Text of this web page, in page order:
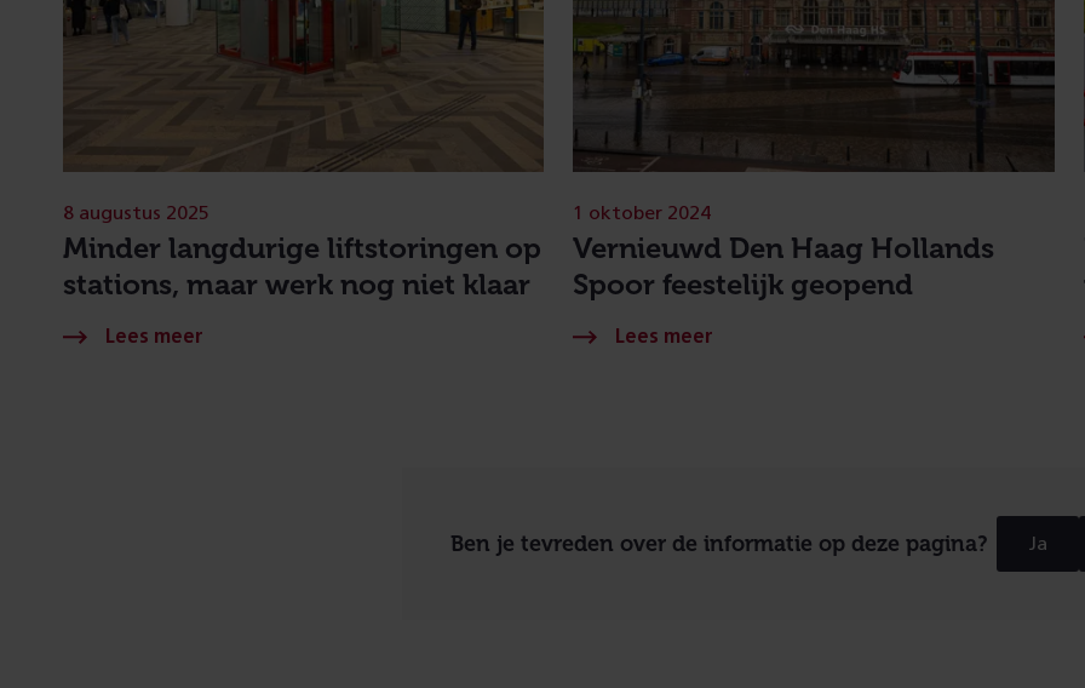
Minder langdurige liftstoringen op
stations, maar werk nog niet klaar
8 augustus 2025
Vernieuwd Den Haag Hollands
Spoor feestelijk geopend
1 oktober 2024
Ben je tevreden over de informatie op deze pagina? Ja